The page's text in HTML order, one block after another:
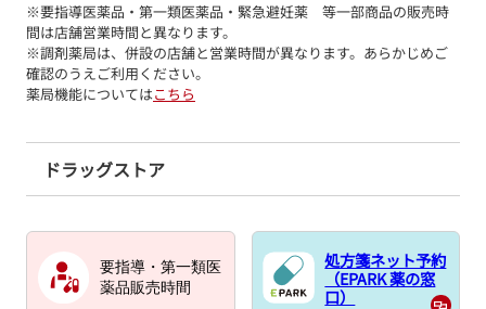
※要指導医薬品・第一類医薬品・緊急避妊薬　等一部商品の販売時
間は店舗営業時間と異なります。
※調剤薬局は、併設の店舗と営業時間が異なります。あらかじめご
確認のうえご利用ください。
薬局機能についてはこちら
ドラッグストア
要指導・第一類医
薬品販売時間
処方箋ネット予約
（EPARK 薬の窓
口）